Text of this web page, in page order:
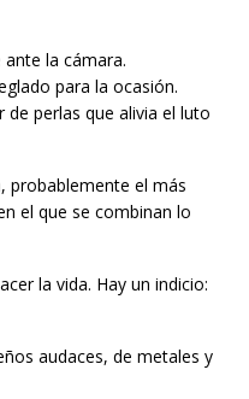
la cámara.
para la ocasión.
perlas que alivia el luto
probablemente el más
el que se combinan lo
la vida. Hay un indicio:
audaces, de metales y